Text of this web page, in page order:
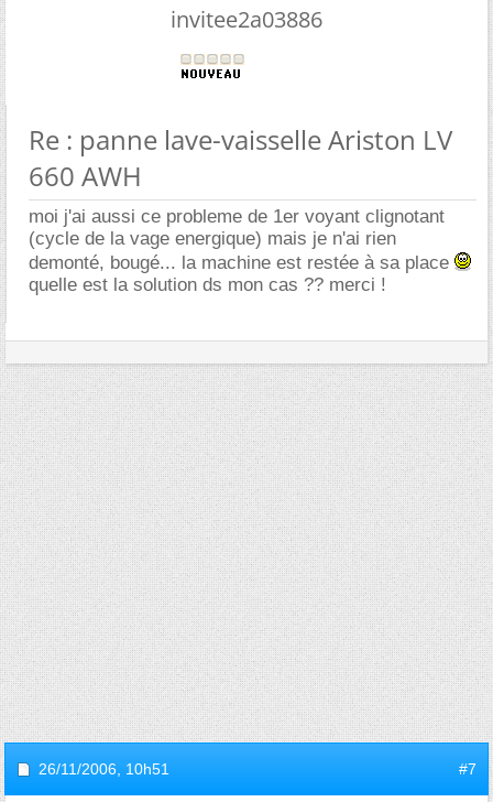
invitee2a03886
Re : panne lave-vaisselle Ariston LV
660 AWH
moi j'ai aussi ce probleme de 1er voyant clignotant
(cycle de la vage energique) mais je n'ai rien
demonté, bougé... la machine est restée à sa place
quelle est la solution ds mon cas ?? merci !
26/11/2006, 10h51 #7